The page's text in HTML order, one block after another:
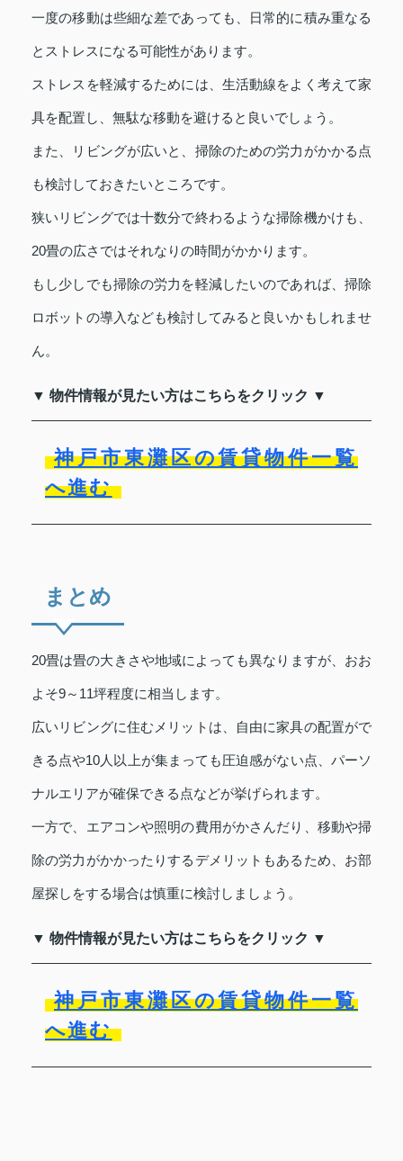
一度の移動は些細な差であっても、日常的に積み重なる
とストレスになる可能性があります。
ストレスを軽減するためには、生活動線をよく考えて家
具を配置し、無駄な移動を避けると良いでしょう。
また、リビングが広いと、掃除のための労力がかかる点
も検討しておきたいところです。
狭いリビングでは十数分で終わるような掃除機かけも、
20畳の広さではそれなりの時間がかかります。
もし少しでも掃除の労力を軽減したいのであれば、掃除
ロボットの導入なども検討してみると良いかもしれませ
ん。
▼ 物件情報が見たい方はこちらをクリック ▼
神戸市東灘区の賃貸物件一覧
へ進む
まとめ
20畳は畳の大きさや地域によっても異なりますが、おお
よそ9～11坪程度に相当します。
広いリビングに住むメリットは、自由に家具の配置がで
きる点や10人以上が集まっても圧迫感がない点、パーソ
ナルエリアが確保できる点などが挙げられます。
一方で、エアコンや照明の費用がかさんだり、移動や掃
除の労力がかかったりするデメリットもあるため、お部
屋探しをする場合は慎重に検討しましょう。
▼ 物件情報が見たい方はこちらをクリック ▼
神戸市東灘区の賃貸物件一覧
へ進む